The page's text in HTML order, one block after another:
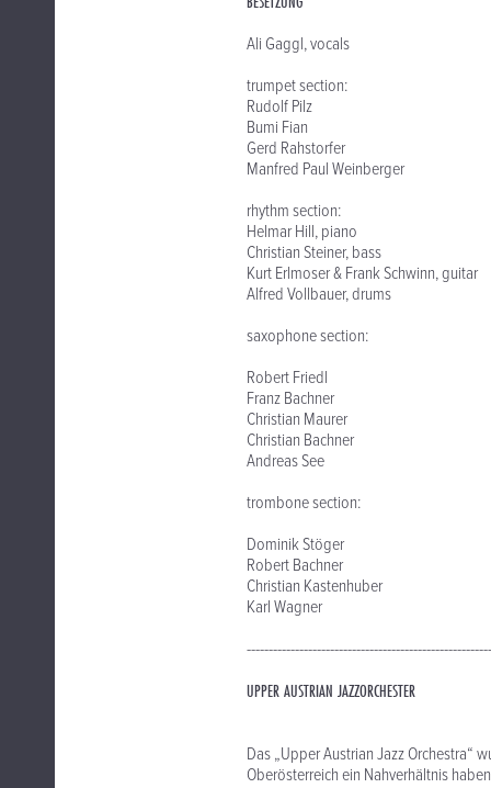
Ali Gaggl, vocals
trumpet section:
Rudolf Pilz
Bumi Fian
Gerd Rahstorfer
Manfred Paul Weinberger
rhythm section:
Helmar Hill, piano
Christian Steiner, bass
Kurt Erlmoser & Frank Schwinn, guitar
Alfred Vollbauer, drums
saxophone section:
Robert Friedl
Franz Bachner
Christian Maurer
Christian Bachner
Andreas See
trombone section:
Dominik Stöger
Robert Bachner
Christian Kastenhuber
Karl Wagner
UPPER AUSTRIAN JAZZORCHESTER
Das „Upper Austrian Jazz Orchestra“
Oberösterreich ein Nahverhältnis